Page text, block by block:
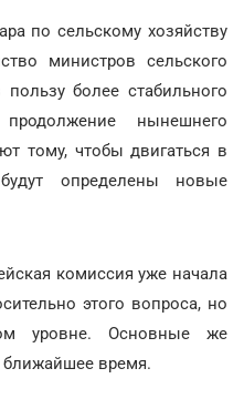
по сельскому хозяйству
министров сельского
более стабильного
нынешнего
тому, чтобы двигаться в
определены новые
комиссия уже начала
этого вопроса, но
уровне. Основные же
ближайшее время.